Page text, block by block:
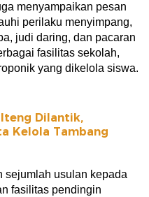
menyampaikan pesan
perilaku menyimpang,
judi daring, dan pacaran
fasilitas sekolah,
yang dikelola siswa.
Dilantik,
Kelola Tambang
sejumlah usulan kepada
fasilitas pendingin